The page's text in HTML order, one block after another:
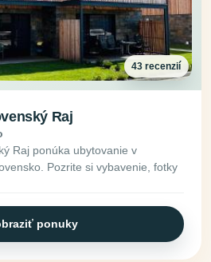
43 recenzií
Raj
Raj ponúka ubytovanie v
Pozrite si vybavenie, fotky
ponuky